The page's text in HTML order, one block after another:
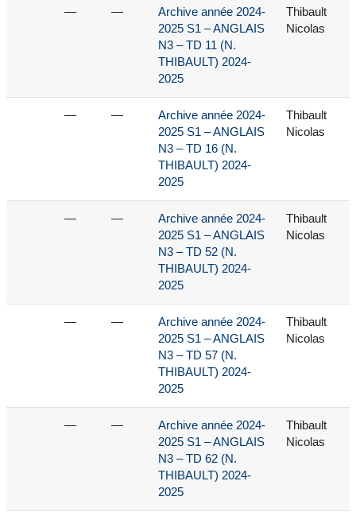
— —
Archive année 2024-
2025 S1 – ANGLAIS
N3 – TD 11 (N.
THIBAULT) 2024-
2025
Thibault
Nicolas
— —
Archive année 2024-
2025 S1 – ANGLAIS
N3 – TD 16 (N.
THIBAULT) 2024-
2025
Thibault
Nicolas
— —
Archive année 2024-
2025 S1 – ANGLAIS
N3 – TD 52 (N.
THIBAULT) 2024-
2025
Thibault
Nicolas
— —
Archive année 2024-
2025 S1 – ANGLAIS
N3 – TD 57 (N.
THIBAULT) 2024-
2025
Thibault
Nicolas
— —
Archive année 2024-
2025 S1 – ANGLAIS
N3 – TD 62 (N.
THIBAULT) 2024-
2025
Thibault
Nicolas